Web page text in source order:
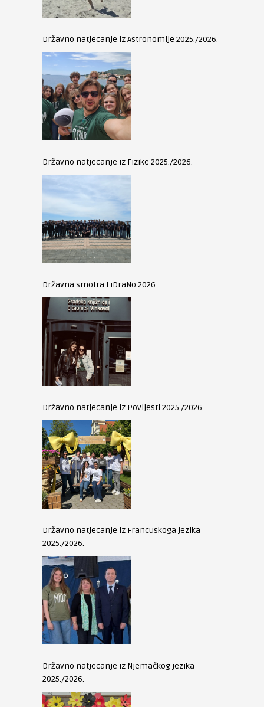
Državno natjecanje iz Astronomije 2025./2026.
Državno natjecanje iz Fizike 2025./2026.
Državna smotra LiDraNo 2026.
Državno natjecanje iz Povijesti 2025./2026.
Državno natjecanje iz Francuskoga jezika
2025./2026.
Državno natjecanje iz Njemačkog jezika
2025./2026.